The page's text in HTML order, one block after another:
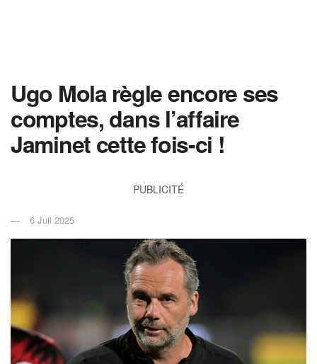
Ugo Mola règle encore ses
comptes, dans l’affaire
Jaminet cette fois-ci !
PUBLICITÉ
6 Juil 2025